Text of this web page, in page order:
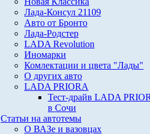
Лада-Консул 21109
Авто от Бронто
Лада-Родстер
LADA Revolution
Иномарки
Комлектации и цвета "Лады"
О других авто
LADA PRIORA
Тест-драйв LADA
в Сочи
Статьи на автотемы
О ВАЗе и вазовцах